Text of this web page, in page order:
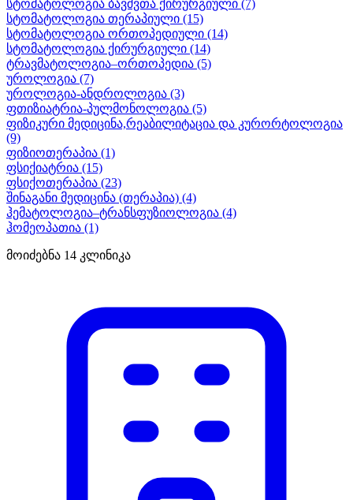
სტომატოლოგია ბავშვთა ქირურგიული (7)
სტომატოლოგია თერაპიული (15)
სტომატოლოგია ორთოპედიული (14)
სტომატოლოგია ქირურგიული (14)
ტრავმატოლოგია–ორთოპედია (5)
უროლოგია (7)
უროლოგია-ანდროლოგია (3)
ფთიზიატრია-პულმონოლოგია (5)
ფიზიკური მედიცინა,რეაბილიტაცია და კურორტოლოგია
(9)
ფიზიოთერაპია (1)
ფსიქიატრია (15)
ფსიქოთერაპია (23)
შინაგანი მედიცინა (თერაპია) (4)
ჰემატოლოგია–ტრანსფუზიოლოგია (4)
ჰომეოპათია (1)
მოიძებნა 14 კლინიკა